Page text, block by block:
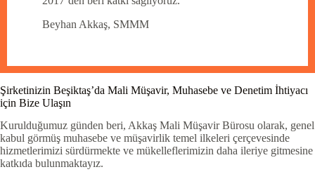
Beyhan Akkaş, SMMM
Şirketinizin Beşiktaş’da Mali Müşavir, Muhasebe ve Denetim İhtiyacı
için Bize Ulaşın
Kurulduğumuz günden beri, Akkaş Mali Müşavir Bürosu olarak, genel
kabul görmüş muhasebe ve müşavirlik temel ilkeleri çerçevesinde
hizmetlerimizi sürdürmekte ve mükelleflerimizin daha ileriye gitmesine
katkıda bulunmaktayız.